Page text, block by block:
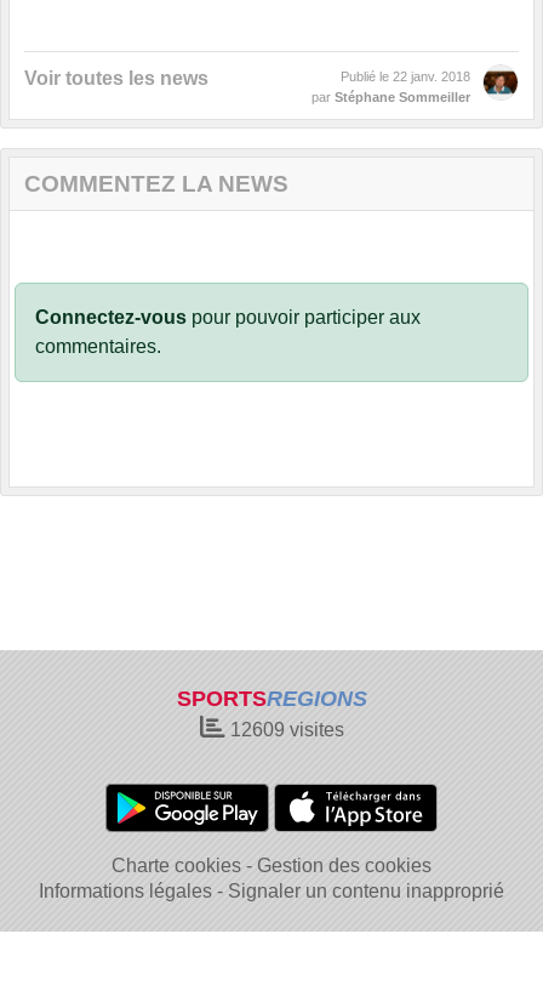
Voir toutes les news Publié le 22 janv. 2018
par Stéphane Sommeiller
COMMENTEZ LA NEWS
Connectez-vous pour pouvoir participer aux
commentaires.
SPORTSREGIONS
12609 visites
Charte cookies
Gestion des cookies
Informations légales
Signaler un contenu inapproprié